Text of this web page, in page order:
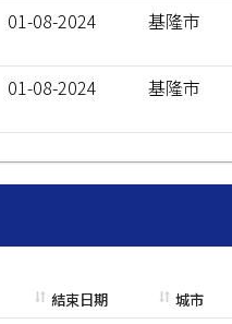
01-08-2024 基隆市
01-08-2024 基隆市
結束日期 城市